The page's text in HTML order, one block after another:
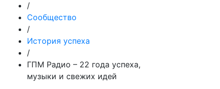
/
Сообщество
/
История успеха
/
ГПМ Радио – 22 года успеха,
музыки и свежих идей